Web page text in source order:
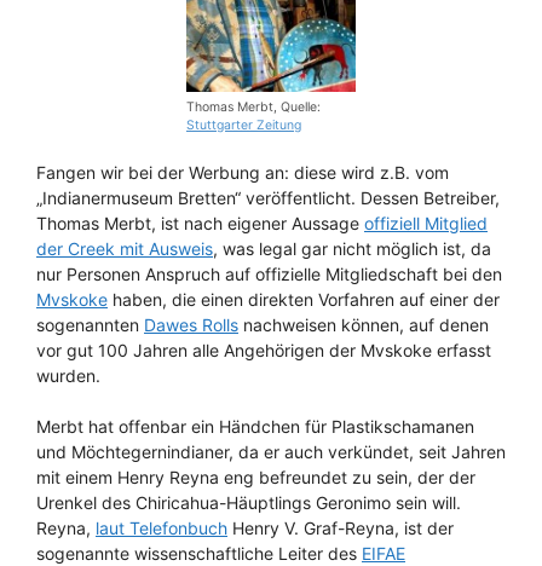
Thomas Merbt, Quelle:
Stuttgarter Zeitung
Fangen wir bei der Werbung an: diese wird z.B. vom
„Indianermuseum Bretten“ veröffentlicht. Dessen Betreiber,
Thomas Merbt, ist nach eigener Aussage offiziell Mitglied
der Creek mit Ausweis, was legal gar nicht möglich ist, da
nur Personen Anspruch auf offizielle Mitgliedschaft bei den
Mvskoke haben, die einen direkten Vorfahren auf einer der
sogenannten Dawes Rolls nachweisen können, auf denen
vor gut 100 Jahren alle Angehörigen der Mvskoke erfasst
wurden.
Merbt hat offenbar ein Händchen für Plastikschamanen
und Möchtegernindianer, da er auch verkündet, seit Jahren
mit einem Henry Reyna eng befreundet zu sein, der der
Urenkel des Chiricahua-Häuptlings Geronimo sein will.
Reyna, laut Telefonbuch Henry V. Graf-Reyna, ist der
sogenannte wissenschaftliche Leiter des EIFAE